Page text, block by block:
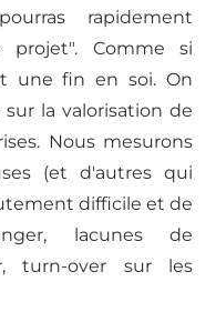
rapidement
Comme si
une fin en soi. On
la valorisation de
Nous mesurons
(et d'autres qui
difficile et de
lacunes de
turn-over sur les